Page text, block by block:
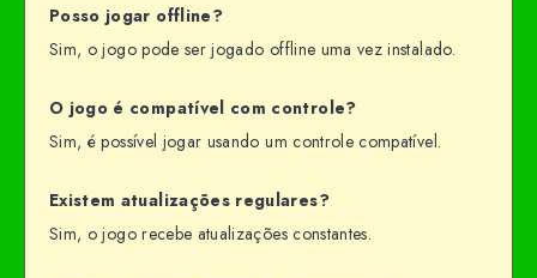
Posso jogar offline?
Sim, o jogo pode ser jogado offline uma vez instalado.
O jogo é compatível com controle?
Sim, é possível jogar usando um controle compatível.
Existem atualizações regulares?
Sim, o jogo recebe atualizações constantes.